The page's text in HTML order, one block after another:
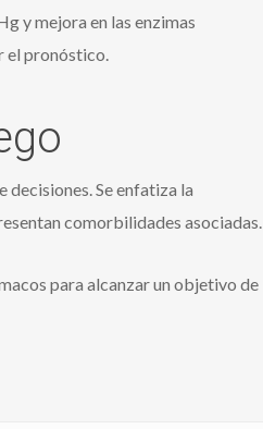
y mejora en las enzimas
el pronóstico.
Se enfatiza la
comorbilidades asociadas.
para alcanzar un objetivo de